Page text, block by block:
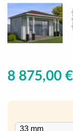
8 875,00 €